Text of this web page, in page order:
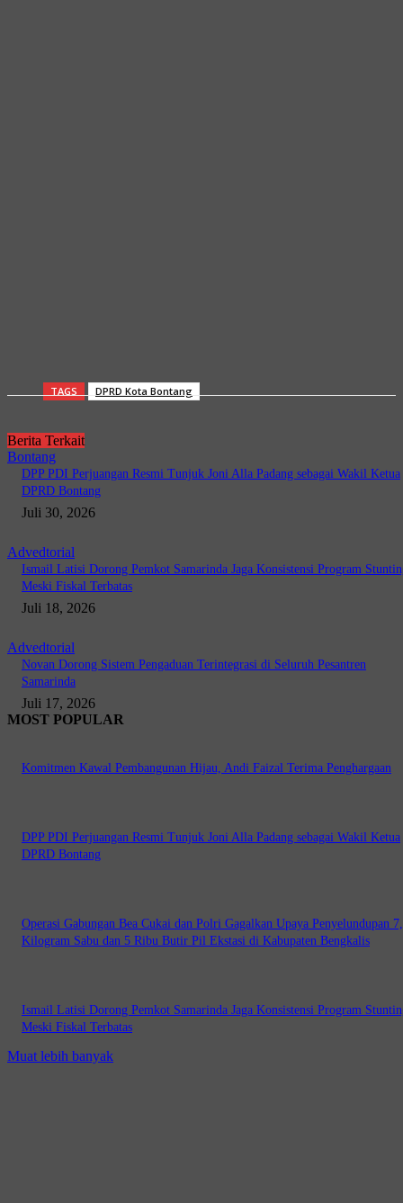
TAGS DPRD Kota Bontang
Berita Terkait
Bontang
DPP PDI Perjuangan Resmi Tunjuk Joni Alla Padang sebagai Wakil Ketua
DPRD Bontang
Juli 30, 2026
Advedtorial
Ismail Latisi Dorong Pemkot Samarinda Jaga Konsistensi Program
Meski Fiskal Terbatas
Juli 18, 2026
Advedtorial
Novan Dorong Sistem Pengaduan Terintegrasi di Seluruh Pesantren
Samarinda
Juli 17, 2026
MOST POPULAR
Komitmen Kawal Pembangunan Hijau, Andi Faizal Terima Penghargaan
DPP PDI Perjuangan Resmi Tunjuk Joni Alla Padang sebagai Wakil Ketua
DPRD Bontang
Operasi Gabungan Bea Cukai dan Polri Gagalkan Upaya Penyelundupan
Kilogram Sabu dan 5 Ribu Butir Pil Ekstasi di Kabupaten Bengkalis
Ismail Latisi Dorong Pemkot Samarinda Jaga Konsistensi Program
Meski Fiskal Terbatas
Muat lebih banyak